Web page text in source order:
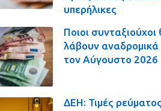
υπερήλικες
Ποιοι συνταξιούχοι
λάβουν αναδρομικά
τον Αύγουστο 2026
ΔΕΗ: Τιμές ρεύματος